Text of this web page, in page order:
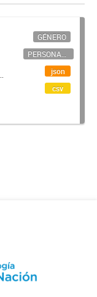
GÉNERO
PERSONAL CIENTÍFICO-TECNOLÓGICO
json
csv